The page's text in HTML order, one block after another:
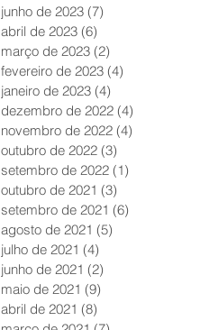
junho de 2023 (7)
abril de 2023 (6)
março de 2023 (2)
fevereiro de 2023 (4)
janeiro de 2023 (4)
dezembro de 2022 (4)
novembro de 2022 (4)
outubro de 2022 (3)
setembro de 2022 (1)
outubro de 2021 (3)
setembro de 2021 (6)
agosto de 2021 (5)
julho de 2021 (4)
junho de 2021 (2)
maio de 2021 (9)
abril de 2021 (8)